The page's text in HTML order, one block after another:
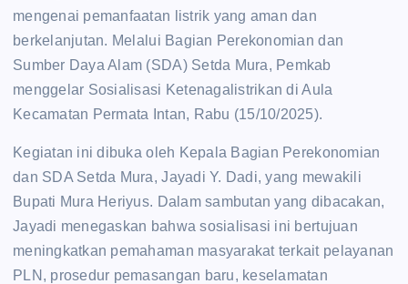
mengenai pemanfaatan listrik yang aman dan
berkelanjutan. Melalui Bagian Perekonomian dan
Sumber Daya Alam (SDA) Setda Mura, Pemkab
menggelar Sosialisasi Ketenagalistrikan di Aula
Kecamatan Permata Intan, Rabu (15/10/2025).
Kegiatan ini dibuka oleh Kepala Bagian Perekonomian
dan SDA Setda Mura, Jayadi Y. Dadi, yang mewakili
Bupati Mura Heriyus. Dalam sambutan yang dibacakan,
Jayadi menegaskan bahwa sosialisasi ini bertujuan
meningkatkan pemahaman masyarakat terkait pelayanan
PLN, prosedur pemasangan baru, keselamatan